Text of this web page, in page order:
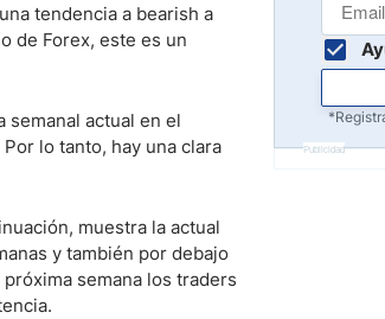
tendencia a bearish a
de Forex, este es un
semanal actual en el
lo tanto, hay una clara
muestra la actual
y también por debajo
semana los traders
Publicidad